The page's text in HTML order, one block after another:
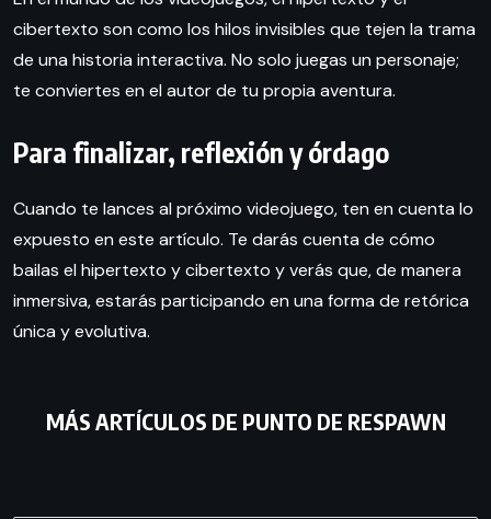
cibertexto son como los hilos invisibles que tejen la trama
de una historia interactiva. No solo juegas un personaje;
te conviertes en el autor de tu propia aventura.
Para finalizar, reflexión y órdago
Cuando te lances al próximo videojuego, ten en cuenta lo
expuesto en este artículo. Te darás cuenta de cómo
bailas el hipertexto y cibertexto y verás que, de manera
inmersiva, estarás participando en una forma de retórica
única y evolutiva.
MÁS ARTÍCULOS DE PUNTO DE RESPAWN